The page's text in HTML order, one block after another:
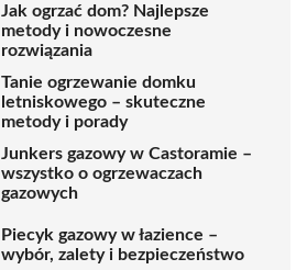
Jak ogrzać dom? Najlepsze
metody i nowoczesne
rozwiązania
Tanie ogrzewanie domku
letniskowego – skuteczne
metody i porady
Junkers gazowy w Castoramie –
wszystko o ogrzewaczach
gazowych
Piecyk gazowy w łazience –
wybór, zalety i bezpieczeństwo